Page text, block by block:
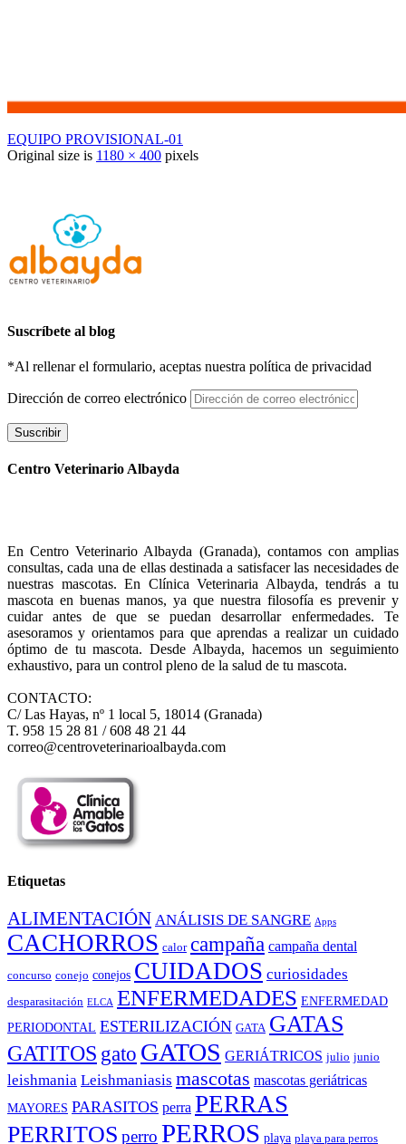
EQUIPO PROVISIONAL-01
Original size is 1180 × 400 pixels
Suscríbete al blog
*Al rellenar el formulario, aceptas nuestra política de privacidad
Dirección de correo electrónico
Suscribir
Centro Veterinario Albayda
En Centro Veterinario Albayda (Granada), contamos con amplias
consultas, cada una de ellas destinada a satisfacer las necesidades de
nuestras mascotas. En Clínica Veterinaria Albayda, tendrás a tu
mascota en buenas manos, ya que nuestra filosofía es prevenir y
cuidar antes de que se puedan desarrollar enfermedades. Te
asesoramos y orientamos para que aprendas a realizar un cuidado
óptimo de tu mascota. Desde Albayda, hacemos un seguimiento
exhaustivo, para un control pleno de la salud de tu mascota.
CONTACTO:
C/ Las Hayas, nº 1 local 5, 18014 (Granada)
T. 958 15 28 81 / 608 48 21 44
correo@centroveterinarioalbayda.com
Etiquetas
ALIMENTACIÓN ANÁLISIS DE SANGRE Apps
CACHORROS calor campaña campaña dental
concurso conejo conejos CUIDADOS curiosidades
desparasitación ELCA ENFERMEDADES ENFERMEDAD
PERIODONTAL ESTERILIZACIÓN GATA GATAS
GATITOS gato GATOS GERIÁTRICOS julio junio
leishmania Leishmaniasis mascotas mascotas geriátricas
MAYORES PARASITOS perra PERRAS
PERRITOS perro PERROS playa playa para perros